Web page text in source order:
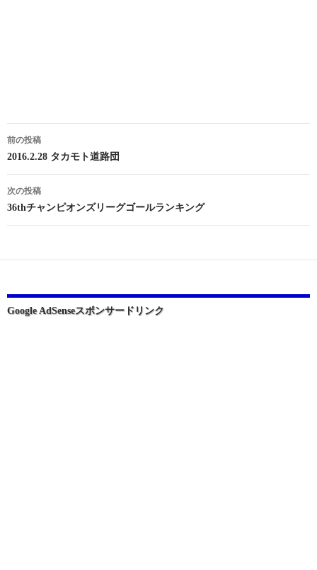
投
稿
ナ
ビ
ー
ョ
前の投稿
2016.2.28 タカモト道路団
次の投稿
36thチャンピオンズリーグゴールランキング
Google AdSenseスポンサードリンク